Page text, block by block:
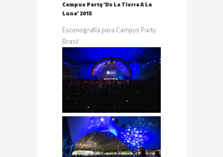
Campus Party ‘De La Tierra A La
Luna’ 2015
Escenografía para Campus Party
Brasil